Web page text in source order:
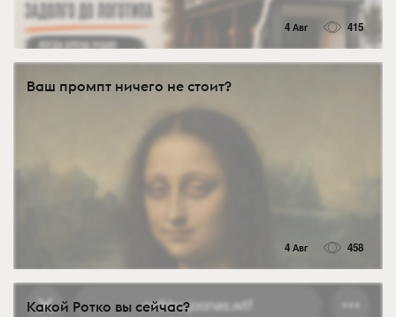
4 Авг 415
Ваш промпт ничего не стоит?
4 Авг 458
Какой Ротко вы сейчас?